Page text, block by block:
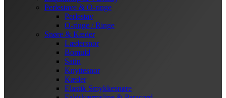
Perlestave & O-ringe
Perlestav
O-ringe / Ringe
Snøre & Kæder
Lædersnor
Bomuld
Satin
Knyttesnor
Kæder
Elastik Smykkesnøre